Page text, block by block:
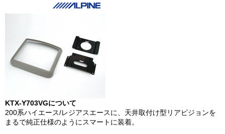
KTX-Y703VGについて
200系ハイエース/レジアスエースに、天井取付け型リアビジョンを
まるで純正仕様のようにスマートに装着。